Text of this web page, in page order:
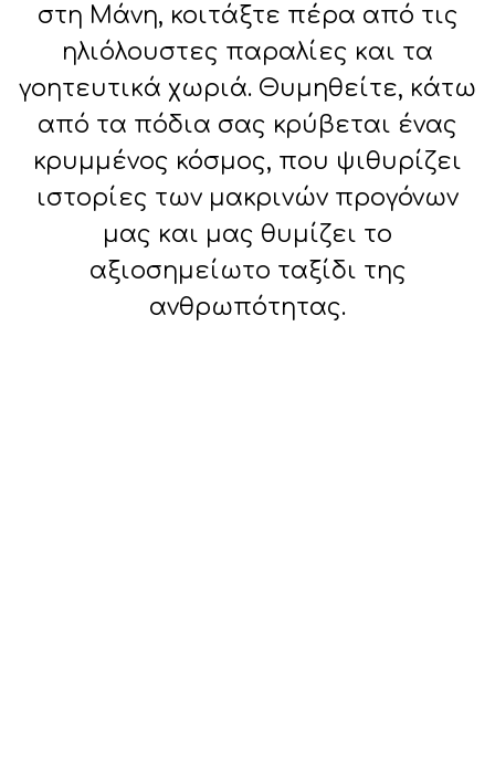
στη Μάνη, κοιτάξτε πέρα από τις
ηλιόλουστες παραλίες και τα
γοητευτικά χωριά. Θυμηθείτε, κάτω
από τα πόδια σας κρύβεται ένας
κρυμμένος κόσμος, που ψιθυρίζει
ιστορίες των μακρινών προγόνων
μας και μας θυμίζει το
αξιοσημείωτο ταξίδι της
ανθρωπότητας.